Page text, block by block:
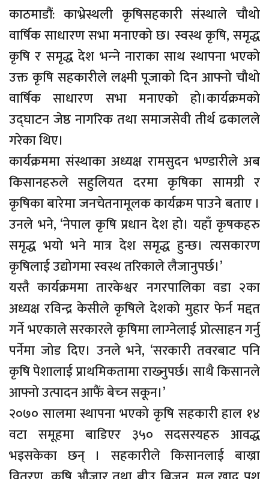
काठमाडौं: काभ्रेस्थली कृषिसहकारी संस्थाले चौथो
वार्षिक साधारण सभा मनाएको छ। स्वस्थ कृषि, समृद्ध
कृषि र समृद्ध देश भन्‍ने नाराका साथ स्थापना भएको
उक्त कृषि सहकारीले लक्ष्मी पूजाको दिन आफ्नो चौथो
वार्षिक साधारण सभा मनाएको हो।कार्यक्रमको
उद्‌घाटन जेष्ठ नागरिक तथा समाजसेवी तीर्थ ढकालले
गरेका थिए।
कार्यक्रममा संस्थाका अध्यक्ष रामसुदन भण्डारीले अब
किसानहरुले सहुलियत दरमा कृषिका सामग्री र
कृषिका बारेमा जनचेतनामूलक कार्यक्रम पाउने बताए ।
उनले भने, ‘नेपाल कृषि प्रधान देश हो। यहाँ कृषकहरु
समृद्ध भयो भने मात्र देश समृद्ध हुन्छ। त्यसकारण
कृषिलाई उद्योगमा स्वस्थ तरिकाले लैजानुपर्छ।’
यस्तै कार्यक्रममा तारकेश्वर नगरपालिका वडा २का
अध्यक्ष रविन्द्र केसीले कृषिले देशको मुहार फेर्न मद्दत
गर्ने भएकाले सरकारले कृषिमा लाग्‍नेलाई प्रोत्साहन गर्नु
पर्नेमा जोड दिए। उनले भने, ‘सरकारी तवरबाट पनि
कृषि पेशालाई प्राथमिकतामा राख्‍नुपर्छ। साथै किसानले
आफ्नो उत्पादन आफैं बेच्‍न सकून।’
२०७० सालमा स्थापना भएको कृषि सहकारी हाल १४
वटा समूहमा बाडिएर ३५० सदसस्यहरु आवद्ध
भइसकेका छन् । सहकारीले किसानलाई बाख्रा